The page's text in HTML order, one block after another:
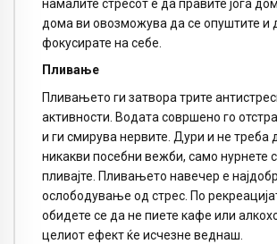
намалите стресот е да правите јога
дома ви овозможува да се опуштите и
фокусирате на себе.
Пливање
Пливањето ги затвора трите
активности. Водата совршено го
и ги смирува нервите. Дури и не треба
никакви посебни вежби, само нурнете
пливајте. Пливањето навечер е
ослободување од стрес. По
обидете се да не пиете кафе или
целиот ефект ќе исчезне веднаш.